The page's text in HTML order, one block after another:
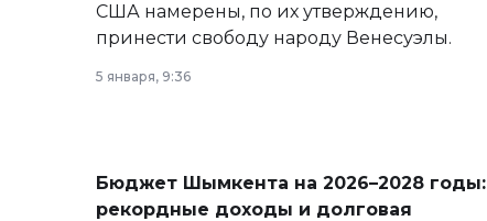
США намерены, по их утверждению,
принести свободу народу Венесуэлы.
5 января, 9:36
Бюджет Шымкента на 2026–2028 годы:
рекордные доходы и долговая